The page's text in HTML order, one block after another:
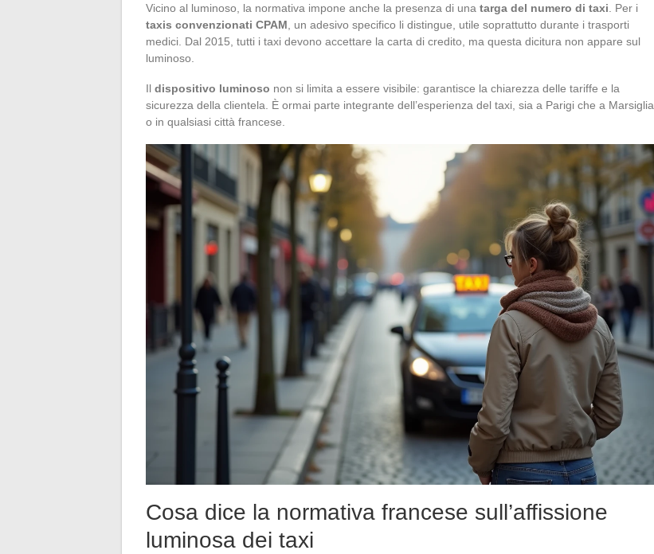
Vicino al luminoso, la normativa impone anche la presenza di una targa del numero di taxi . Per i
taxis convenzionati CPAM , un adesivo specifico li distingue, utile soprattutto durante i trasporti
medici. Dal 2015, tutti i taxi devono accettare la carta di credito, ma questa dicitura non appare sul
luminoso.
Il dispositivo luminoso non si limita a essere visibile: garantisce la chiarezza delle tariffe e la
sicurezza della clientela. È ormai parte integrante dell’esperienza del taxi, sia a Parigi che a Marsiglia
o in qualsiasi città francese.
Cosa dice la normativa francese sull’affissione
luminosa dei taxi